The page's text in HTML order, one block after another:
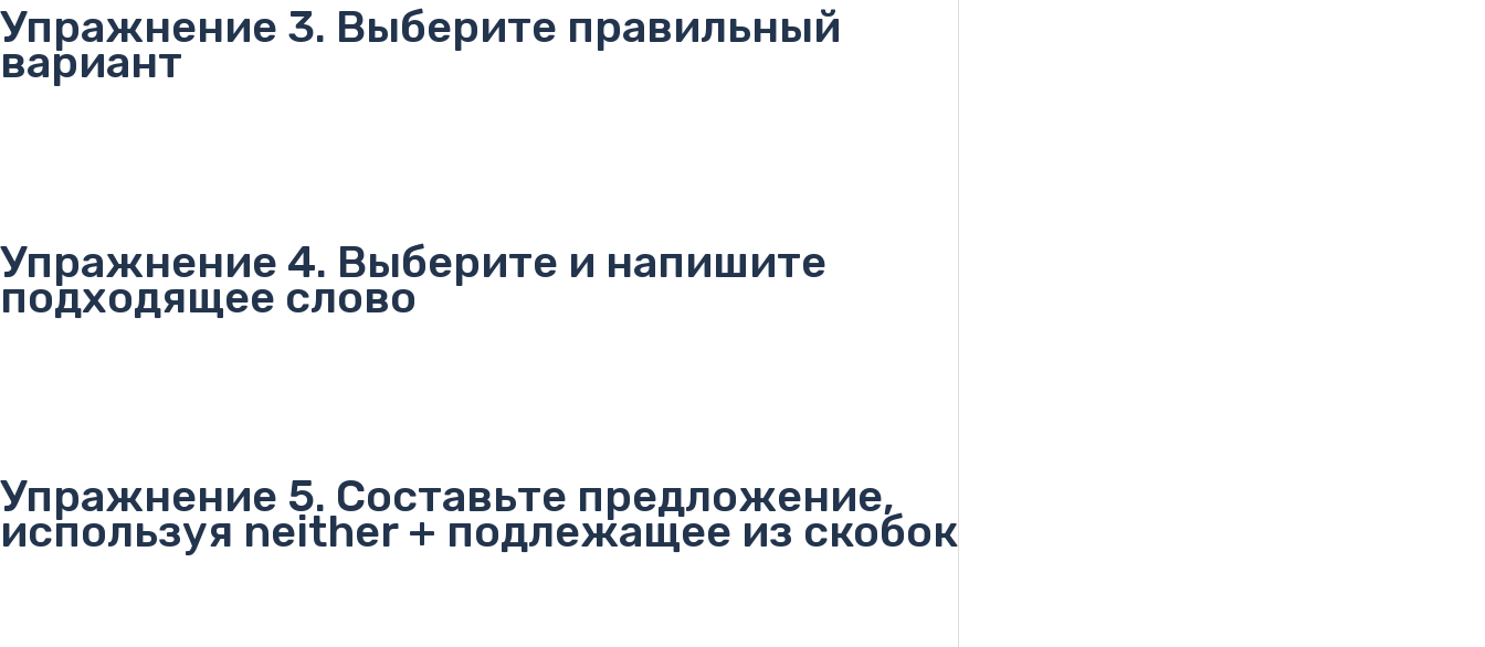
Упражнение 3. Выберите правильный
вариант
Упражнение 4. Выберите и напишите
подходящее слово
Упражнение 5. Составьте предложение,
используя neither + подлежащее из скобок